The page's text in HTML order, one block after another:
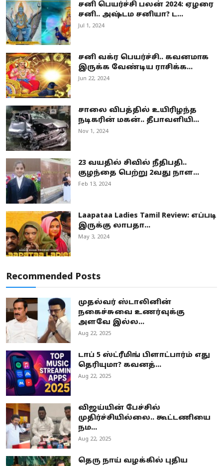
சனி பெயர்ச்சி பலன் 2024: ஏழரை
சனி.. அஷ்டம சனியா? ட...
Jul 1, 2024
சனி வக்ர பெயர்ச்சி.. கவனமாக
இருக்க வேண்டிய ராசிக்க...
Jun 22, 2024
சாலை விபத்தில் உயிரிழந்த
நடிகரின் மகன்.. தீபாவளியி...
Nov 1, 2024
23 வயதில் சிவில் நீதிபதி..
குழந்தை பெற்று 2வது நாள...
Feb 13, 2024
Laapataa Ladies Tamil Review: எப்படி
இருக்கு லாபதா...
May 3, 2024
Recommended Posts
முதல்வர் ஸ்டாலினின்
நகைச்சுவை உணர்வுக்கு
அளவே இல்ல...
Aug 22, 2025
டாப் 5 ஸ்ட்ரீமிங் பிளாட்பார்ம் எது
தெரியுமா? கவனத்...
Aug 22, 2025
விஜய்யின் பேச்சில்
முதிர்ச்சியில்லை.. கூட்டணியை
நம...
Aug 22, 2025
தெரு நாய் வழக்கில் புதிய